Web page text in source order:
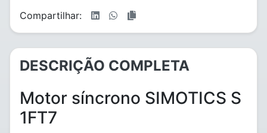
Compartilhar:
DESCRIÇÃO COMPLETA
Motor síncrono SIMOTICS S
1FT7